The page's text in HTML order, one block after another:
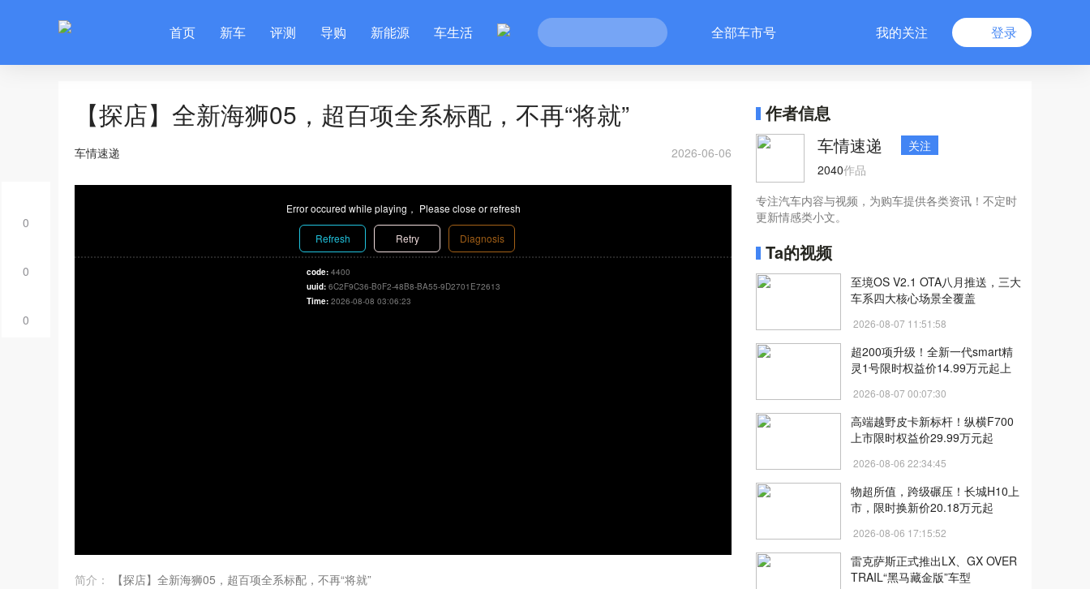
首页 新车 评测 导购 新能源 车生活 全部车市号 我的关注 登录
0
0
0
【探店】全新海狮05，超百项全系标配，不再“将就”
车情速递 2026-06-06
Error occured while playing， Please close or refresh
Refresh Retry Diagnosis
code: 4400
uuid: 6C2F9C36-B0F2-48B8-BA55-9D2701E72613
Time: 2026-08-08 03:06:23
简介：
【探店】全新海狮05，超百项全系标配，不再“将就”
作者信息
车情速递
关注
2040作品
专注汽车内容与视频，为购车提供各类资讯！不定时
更新情感类小文。
Ta的视频
至境OS V2.1 OTA八月推送，三大
车系四大核心场景全覆盖
2026-08-07 11:51:58
超200项升级！全新一代smart精
灵1号限时权益价14.99万元起上
2026-08-07 00:07:30
高端越野皮卡新标杆！纵横F700
上市限时权益价29.99万元起
2026-08-06 22:34:45
物超所值，跨级碾压！长城H10上
市，限时换新价20.18万元起
2026-08-06 17:15:52
雷克萨斯正式推出LX、GX OVER
TRAIL“黑马藏金版”车型